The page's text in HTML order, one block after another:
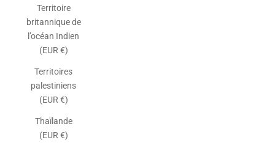
Territoire
britannique de
l’océan Indien
(EUR €)
Territoires
palestiniens
(EUR €)
Thaïlande
(EUR €)